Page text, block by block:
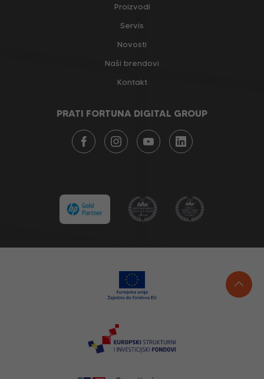
Proizvodi
Servis
Novosti
Naši brendovi
Kontakt
PRATI FORTUNA DIGITAL GROUP